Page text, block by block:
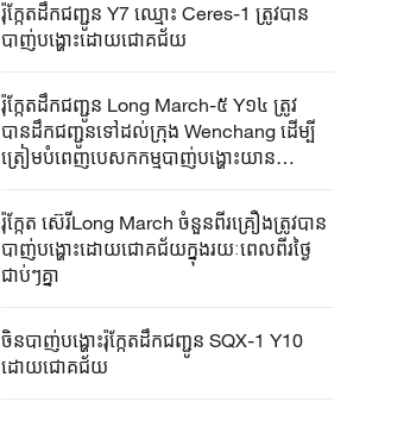
រ៉ុក្កែតដឹកជញ្ជូន Y7 ឈ្មោះ Ceres-1 ត្រូវបាន
បាញ់បង្ហោះដោយជោគជ័យ
រ៉ុក្កែតដឹកជញ្ជូន Long March-៥ Y១៤ ត្រូវ
បានដឹកជញ្ជូនទៅដល់ក្រុង Wenchang ដើម្បី
ត្រៀមបំពេញបេសកកម្មបាញ់បង្ហោះយាន
អវកាសChang’E-៧
រ៉ុក្កែត ស៊េរីLong March ចំនួនពីរគ្រឿងត្រូវបាន
បាញ់បង្ហោះដោយជោគជ័យក្នុងរយៈពេលពីរថ្ងៃ
ជាប់ៗគ្នា
ចិន​បាញ់​បង្ហោះ​រ៉ុក្កែតដឹកជញ្ជូន​ SQX-1 Y10